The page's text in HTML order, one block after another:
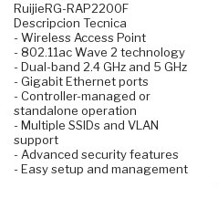
RuijieRG-RAP2200F
Descripcion Tecnica
- Wireless Access Point
- 802.11ac Wave 2 technology
- Dual-band 2.4 GHz and 5 GHz
- Gigabit Ethernet ports
- Controller-managed or
standalone operation
- Multiple SSIDs and VLAN
support
- Advanced security features
- Easy setup and management